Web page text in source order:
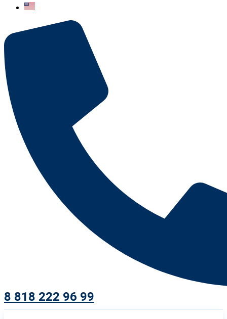
8 818 222 96 99​